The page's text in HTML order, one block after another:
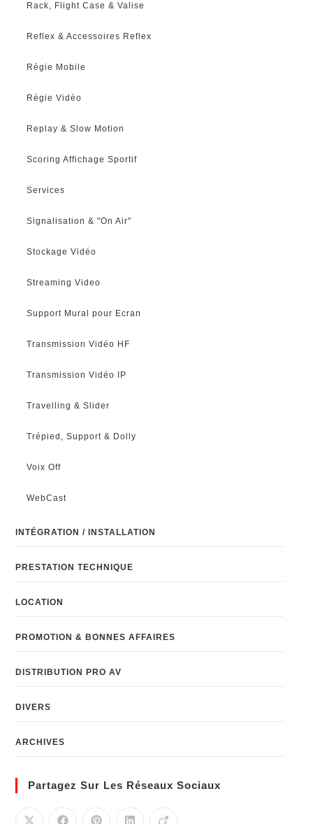
Rack, Flight Case & Valise
Reflex & Accessoires Reflex
Régie Mobile
Régie Vidéo
Replay & Slow Motion
Scoring Affichage Sportif
Services
Signalisation & "On Air"
Stockage Vidéo
Streaming Video
Support Mural pour Ecran
Transmission Vidéo HF
Transmission Vidéo IP
Travelling & Slider
Trépied, Support & Dolly
Voix Off
WebCast
INTÉGRATION / INSTALLATION
PRESTATION TECHNIQUE
LOCATION
PROMOTION & BONNES AFFAIRES
DISTRIBUTION PRO AV
DIVERS
ARCHIVES
Partagez Sur Les Réseaux Sociaux